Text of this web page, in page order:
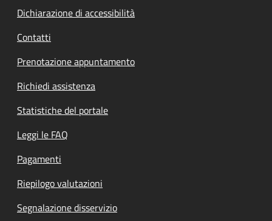
Dichiarazione di accessibilità
Contatti
Prenotazione appuntamento
Richiedi assistenza
Statistiche del portale
Leggi le FAQ
Pagamenti
Riepilogo valutazioni
Segnalazione disservizio